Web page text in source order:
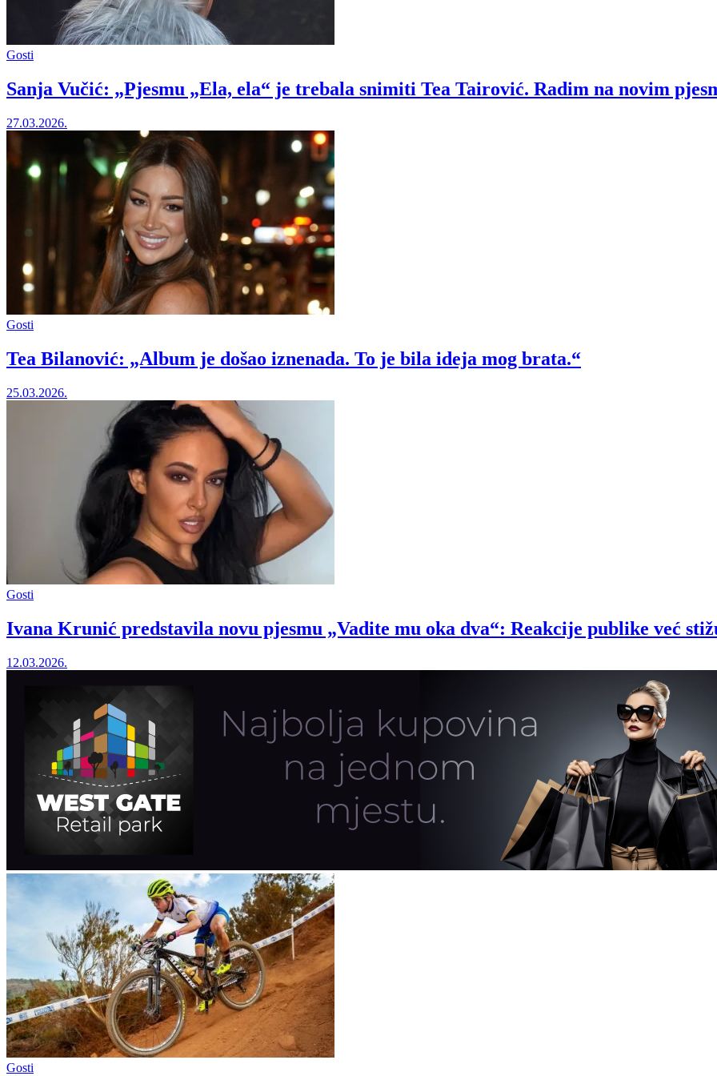
Gosti
Sanja Vučić: „Pjesmu „Ela, ela“ je trebala snimiti Tea Tairović. Radim na novim
27.03.2026.
Gosti
Tea Bilanović: „Album je došao iznenada. To je bila ideja mog brata.“
25.03.2026.
Gosti
Ivana Krunić predstavila novu pjesmu „Vadite mu oka dva“: Reakcije publike već
12.03.2026.
Gosti